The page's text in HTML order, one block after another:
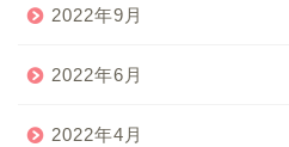
2022年9月
2022年6月
2022年4月